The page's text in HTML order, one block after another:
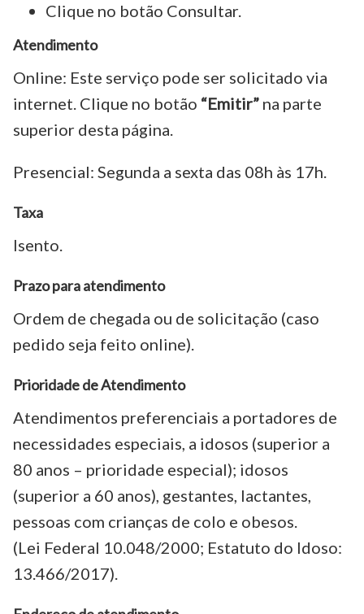
Clique no botão Consultar.
Atendimento
Online: Este serviço pode ser solicitado via
internet. Clique no botão “Emitir” na parte
superior desta página.
Presencial: Segunda a sexta das 08h às 17h.
Taxa
Isento.
Prazo para atendimento
Ordem de chegada ou de solicitação (caso
pedido seja feito online).
Prioridade de Atendimento
Atendimentos preferenciais a portadores de
necessidades especiais, a idosos (superior a
80 anos – prioridade especial); idosos
(superior a 60 anos), gestantes, lactantes,
pessoas com crianças de colo e obesos.
(Lei Federal 10.048/2000; Estatuto do Idoso:
13.466/2017).